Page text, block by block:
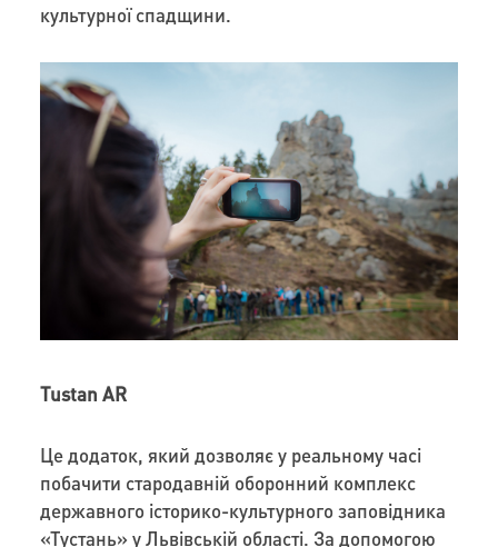
культурної спадщини.
Tustan AR
Це додаток, який дозволяє у реальному часі
побачити стародавній оборонний комплекс
державного історико-культурного заповідника
«Тустань» у Львівській області. За допомогою